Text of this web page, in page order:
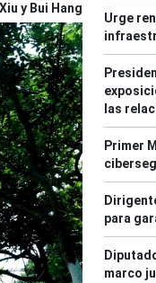
y Bui Hang
Urge
las
Primer
para
marco